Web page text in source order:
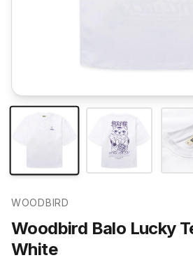
WOODBIRD
Woodbird Balo Lucky
White